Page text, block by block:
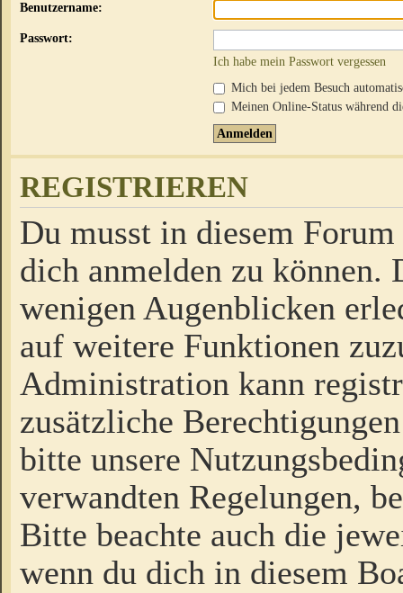
Benutzername:
Passwort:
Ich habe mein Passwort vergessen
Mich bei jedem Besuch
Meinen Online-Status während
REGISTRIEREN
Du musst in diesem
dich anmelden zu
wenigen Augenblicken
auf weitere Funktionen
Administration kann
zusätzliche
bitte unsere
verwandten Regelungen,
Bitte beachte auch die
wenn du dich in diesem